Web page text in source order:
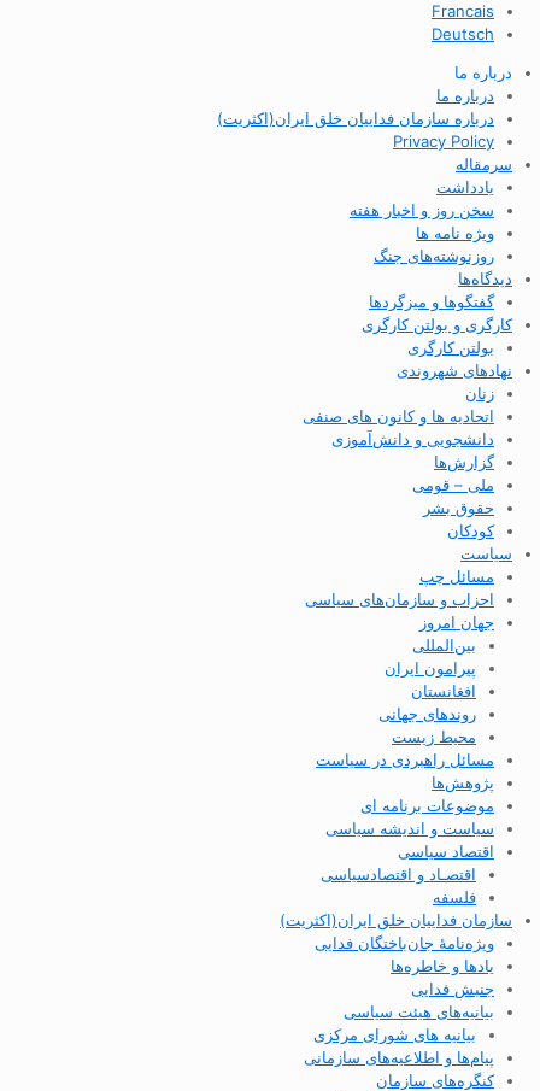
Francais
Deutsch
درباره ما
درباره ما
درباره سازمان فداییان خلق ایران(اکثریت)
Privacy Policy
سرمقاله
یادداشت
سخن روز و اخبار هفته
ویژه نامه ها
روزنوشته‌های جنگ
دیدگاه‌ها
گفتگوها و میزگردها
کارگری و بولتن کارگری
بولتن کارگری
نهادهای شهروندی
زنان
اتحادیه ها و کانون های صنفی
دانشجویی و دانش‌آموزی
گزارش‌ها
ملی – قومی
حقوق بشر
کودکان
سیاست
مسائل چپ
احزاب و سازمان‌های سیاسی
جهان امروز
بین‌المللی
پیرامون ایران
افغانستان
روندهای جهانی
محیط زیست
مسائل راهبردی در سیاست
پژوهش‌ها
موضوعات برنامه ای
سیاست و اندیشه سیاسی
اقتصاد سیاسی
اقتصـاد و اقتصاد‌سیاسی
فلسفه
سازمان فداییان خلق ایران(اکثریت)
ویژه‌نامهٔ جان‌باختگان فدایی
یادها و خاطره‌ها
جنبش فدایی
بیانیه‌های هیئت سیاسی
بیانیه های شورای مرکزی
پیام‌ها و اطلاعیه‌های سازمانی
کنگره‌های سازمان